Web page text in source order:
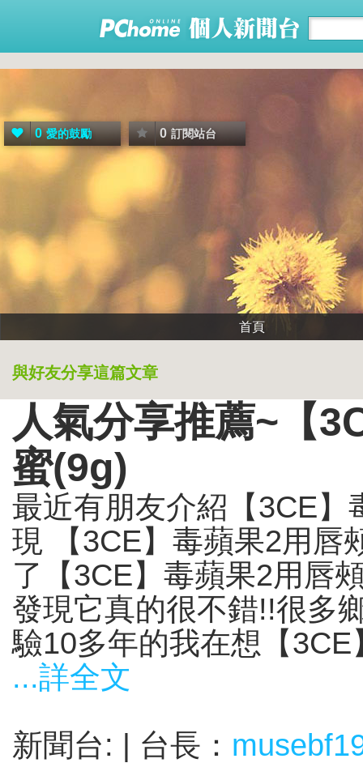
0 愛的鼓勵 0 訂閱站台
首頁
與好友分享這篇文章
人氣分享推薦~【
蜜(9g)
最近有朋友介紹【3CE
現 【3CE】毒蘋果2用唇
了【3CE】毒蘋果2用唇
發現它真的很不錯!!很多
驗10多年的我在想【
...詳全文
新聞台: | 台長：